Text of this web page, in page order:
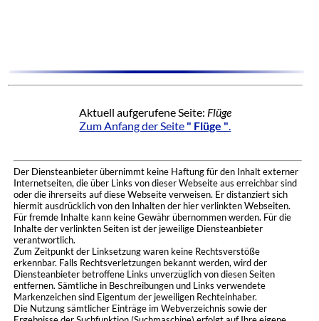
Aktuell aufgerufene Seite: Flüge
Zum Anfang der Seite " Flüge ".
Der Diensteanbieter übernimmt keine Haftung für den Inhalt externer
Internetseiten, die über Links von dieser Webseite aus erreichbar sind
oder die ihrerseits auf diese Webseite verweisen. Er distanziert sich
hiermit ausdrücklich von den Inhalten der hier verlinkten Webseiten.
Für fremde Inhalte kann keine Gewähr übernommen werden. Für die
Inhalte der verlinkten Seiten ist der jeweilige Diensteanbieter
verantwortlich.
Zum Zeitpunkt der Linksetzung waren keine Rechtsverstöße
erkennbar. Falls Rechtsverletzungen bekannt werden, wird der
Diensteanbieter betroffene Links unverzüglich von diesen Seiten
entfernen. Sämtliche in Beschreibungen und Links verwendete
Markenzeichen sind Eigentum der jeweiligen Rechteinhaber.
Die Nutzung sämtlicher Einträge im Webverzeichnis sowie der